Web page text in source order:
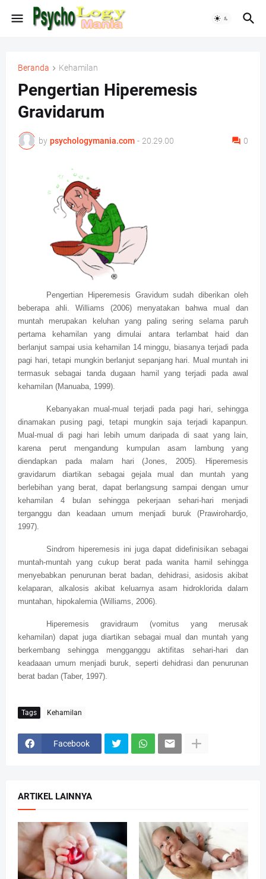
Beranda Kehamilan
Pengertian Hiperemesis
Gravidarum
by psychologymania.com - 20.29.00 0
Pengertian Hiperemesis Gravidum sudah diberikan oleh
beberapa ahli. Williams (2006) menyatakan bahwa mual dan
muntah merupakan keluhan yang paling sering selama paruh
pertama kehamilan yang dimulai antara terlambat haid dan
berlanjut sampai usia kehamilan 14 minggu, biasanya terjadi pada
pagi hari, tetapi mungkin berlanjut sepanjang hari. Mual muntah ini
termasuk sebagai tanda dugaan hamil yang terjadi pada awal
kehamilan (Manuaba, 1999).
Kebanyakan mual-mual terjadi pada pagi hari, sehingga
dinamakan pusing pagi, tetapi mungkin saja terjadi kapanpun.
Mual-mual di pagi hari lebih umum daripada di saat yang lain,
karena perut mengandung kumpulan asam lambung yang
diendapkan pada malam hari (Jones, 2005). Hiperemesis
gravidarum diartikan sebagai gejala mual dan muntah yang
berlebihan yang berat, dapat berlangsung sampai dengan umur
kehamilan 4 bulan sehingga pekerjaan sehari-hari menjadi
terganggu dan keadaan umum menjadi buruk (Prawirohardjo,
1997).
Sindrom hiperemesis ini juga dapat didefinisikan sebagai
muntah-muntah yang cukup berat pada wanita hamil sehingga
menyebabkan penurunan berat badan, dehidrasi, asidosis akibat
kelaparan, alkalosis akibat keluarnya asam hidroklorida dalam
muntahan, hipokalemia (Williams, 2006).
Hiperemesis gravidraum (vomitus yang merusak
kehamilan) dapat juga diartikan sebagai mual dan muntah yang
berkembang sehingga mengganggu aktifitas sehari-hari dan
keadaaan umum menjadi buruk, seperti dehidrasi dan penurunan
berat badan (Taber, 1997).
Tags Kehamilan
Facebook
ARTIKEL LAINNYA